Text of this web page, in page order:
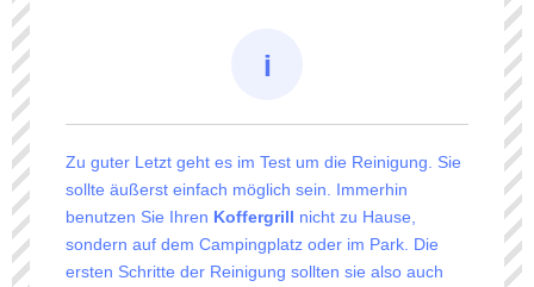
Zu guter Letzt geht es im Test um die Reinigung. Sie
sollte äußerst einfach möglich sein. Immerhin
benutzen Sie Ihren Koffergrill nicht zu Hause,
sondern auf dem Campingplatz oder im Park. Die
ersten Schritte der Reinigung sollten sie also auch